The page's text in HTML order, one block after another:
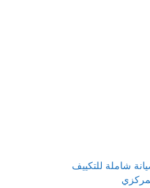
شاملة للتكييف